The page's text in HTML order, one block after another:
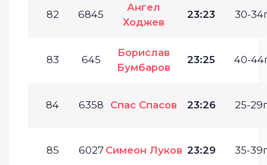
82 6845
Ангел
Ходжев
23:23 30-
83 645
Борислав
Бумбаров
23:25 40-
84 6358 Спас Спасов 23:26 25-
85 6027 Симеон Луков 23:29 35-